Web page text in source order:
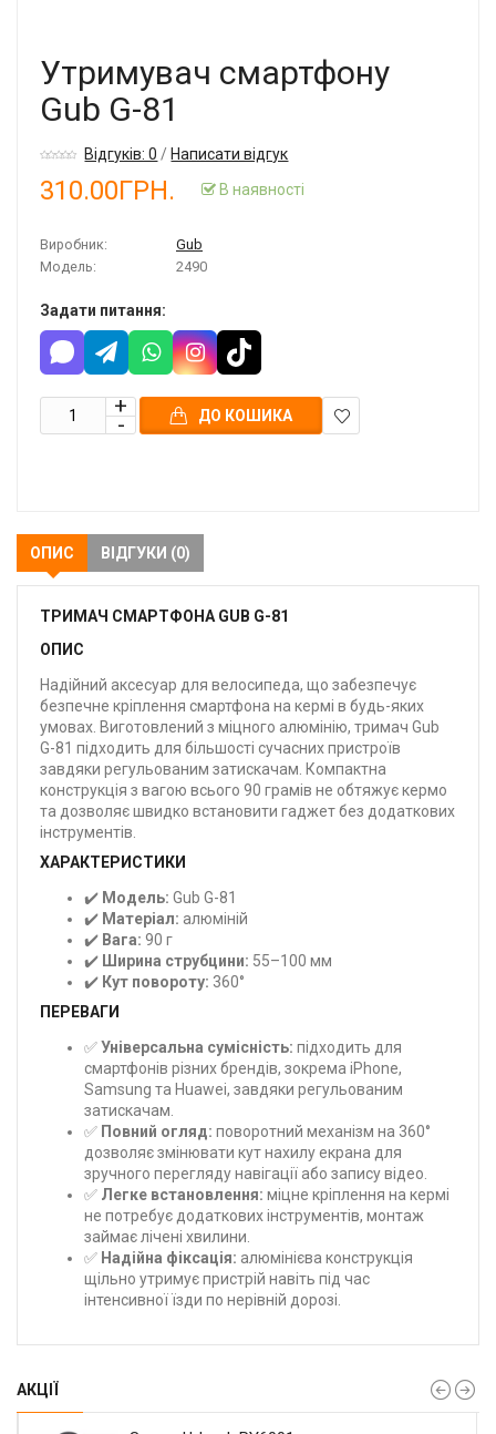
Утримувач смартфону
Gub G-81
Відгуків: 0 /Написати відгук
310.00ГРН. В наявності
Виробник:
Gub
Модель:
2490
Задати питання:
ДО КОШИКА
ОПИС ВІДГУКИ (0)
ТРИМАЧ СМАРТФОНА GUB G-81
ОПИС
Надійний аксесуар для велосипеда, що забезпечує
безпечне кріплення смартфона на кермі в будь-яких
умовах. Виготовлений з міцного алюмінію, тримач Gub
G-81 підходить для більшості сучасних пристроїв
завдяки регульованим затискачам. Компактна
конструкція з вагою всього 90 грамів не обтяжує кермо
та дозволяє швидко встановити гаджет без додаткових
інструментів.
ХАРАКТЕРИСТИКИ
✔️ Модель: Gub G-81
✔️ Матеріал: алюміній
✔️ Вага: 90 г
✔️ Ширина струбцини: 55–100 мм
✔️ Кут повороту: 360°
ПЕРЕВАГИ
✅Універсальна сумісність: підходить для
смартфонів різних брендів, зокрема iPhone,
Samsung та Huawei, завдяки регульованим
затискачам.
✅ Повний огляд: поворотний механізм на 360°
дозволяє змінювати кут нахилу екрана для
зручного перегляду навігації або запису відео.
✅ Легке встановлення: міцне кріплення на кермі
не потребує додаткових інструментів, монтаж
займає лічені хвилини.
✅ Надійна фіксація: алюмінієва конструкція
щільно утримує пристрій навіть під час
інтенсивної їзди по нерівній дорозі.
АКЦІЇ